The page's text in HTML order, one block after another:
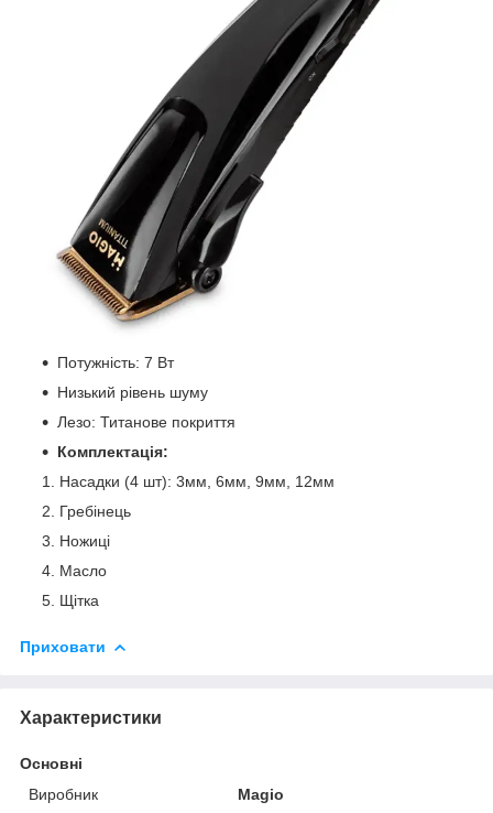
Потужність: 7 Вт
Низький рівень шуму
Лезо: Титанове покриття
Комплектація:
Насадки (4 шт): 3мм, 6мм, 9мм, 12мм
Гребінець
Ножиці
Масло
Щітка
Приховати
Характеристики
Основні
Виробник
Magio